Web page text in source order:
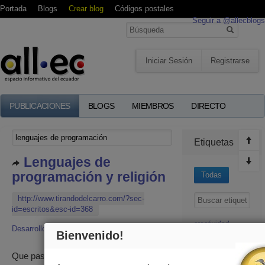
Portada Blogs Crear blog
Códigos postales
Seguir a @allecblogs
Iniciar Sesión Registrarse
PUBLICACIONES BLOGS MIEMBROS DIRECTO
Lenguajes de
programación y religión
http://www.tirandodelcarro.com/?sec-
id=escritos&esc-id=368
Desarrollo 3 Enero 2009, 13:51
Que pasaría si los lenguajes de
Etiquetas
Todas
creatividad
Bienvenido!